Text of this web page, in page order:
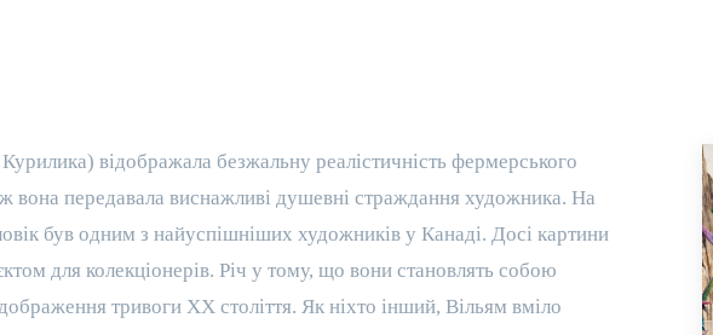
відображала безжальну реалістичність фермерського
вона передавала виснажливі душевні страждання художника. На
був одним з найуспішніших художників у Канаді. Досі картини
для колекціонерів. Річ у тому, що вони становлять собою
тривоги XX століття. Як ніхто інший, Вільям вміло